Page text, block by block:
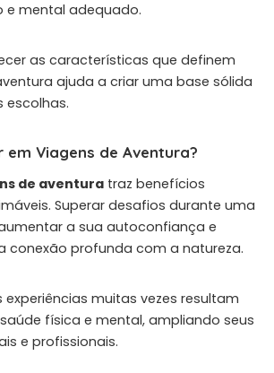
e mental adequado.
as características que definem
ajuda a criar uma base sólida
escolhas.
em Viagens de Aventura?
de aventura traz benefícios
Superar desafios durante uma
a sua autoconfiança e
conexão profunda com a natureza.
experiências muitas vezes resultam
física e mental, ampliando seus
e profissionais.